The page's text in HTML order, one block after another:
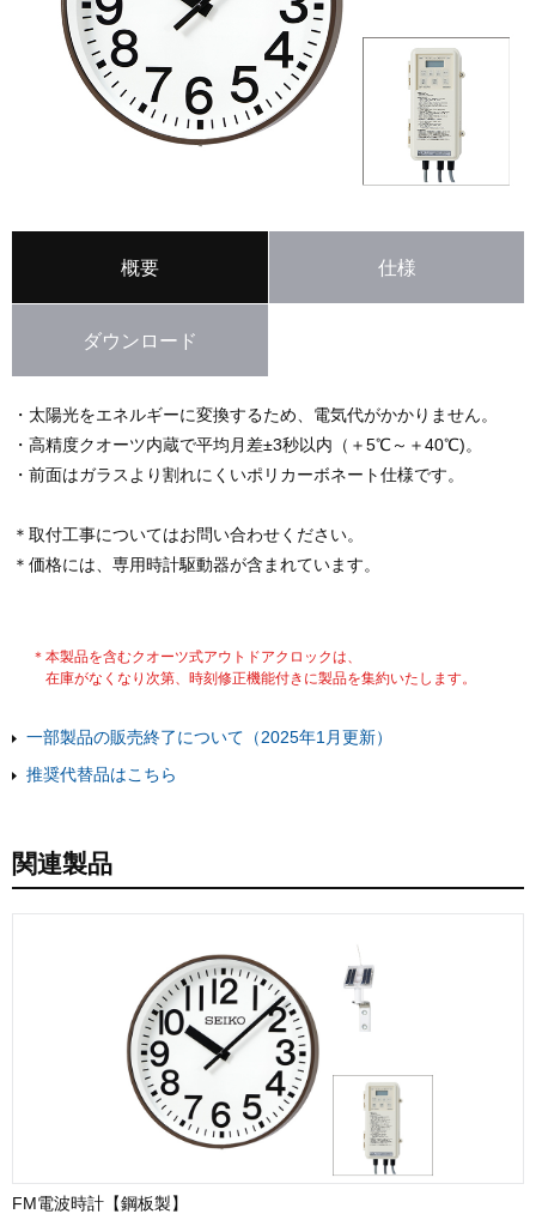
概要 仕様
ダウンロード
・太陽光をエネルギーに変換するため、電気代がかかりません。
・高精度クオーツ内蔵で平均月差±3秒以内（＋5℃～＋40℃)。
・前面はガラスより割れにくいポリカーボネート仕様です。
＊取付工事についてはお問い合わせください。
＊価格には、専用時計駆動器が含まれています。
＊本製品を含むクオーツ式アウトドアクロックは、
在庫がなくなり次第、時刻修正機能付きに製品を集約いたします。
一部製品の販売終了について（2025年1月更新）
推奨代替品はこちら
関連製品
FM電波時計【鋼板製】